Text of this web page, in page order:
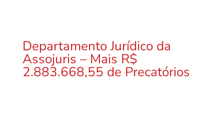
Departamento Jurídico da
Assojuris – Mais R$
2.883.668,55 de Precatórios